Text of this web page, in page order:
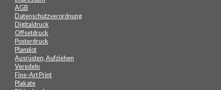
AGB
Datenschutzverordnung
Digitaldruck
Offsetdruck
Posterdruck
Planplot
Ausrüsten, Aufziehen
Veredeln
Fine-Art Print
Plakate